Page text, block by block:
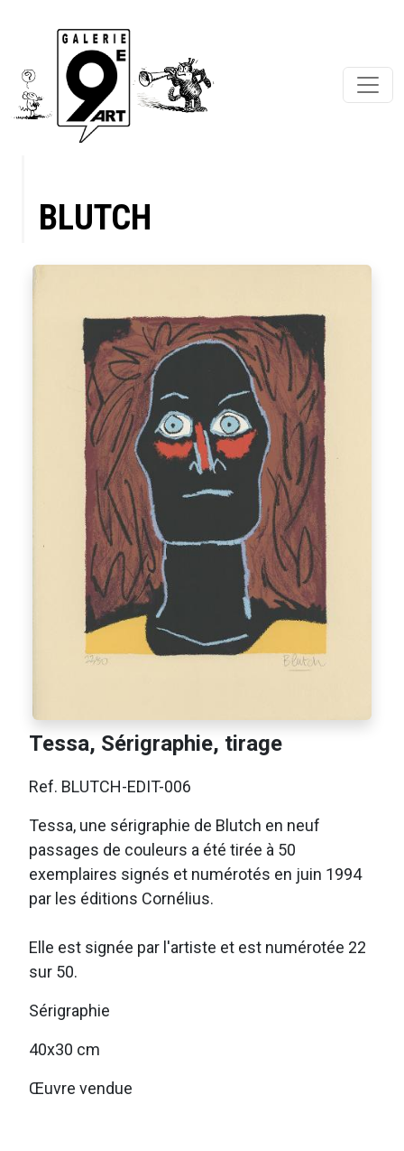
BLUTCH
Tessa, Sérigraphie, tirage
Ref. BLUTCH-EDIT-006
Tessa, une sérigraphie de Blutch en neuf
passages de couleurs a été tirée à 50
exemplaires signés et numérotés en juin 1994
par les éditions Cornélius.
Elle est signée par l'artiste et est numérotée 22
sur 50.
Sérigraphie
40x30 cm
Œuvre vendue